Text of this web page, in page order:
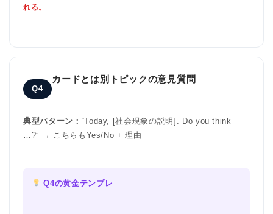
れる。
Q4
カードとは別トピックの意見質問
典型パターン： “Today, [社会現象の説明]. Do you think
…?” → こちらもYes/No + 理由
Q4の黄金テンプレ